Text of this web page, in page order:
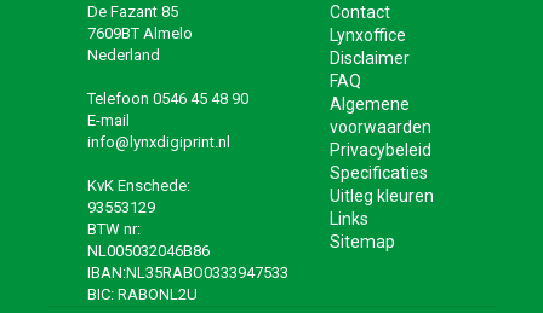
De Fazant 85
7609BT Almelo
Nederland
Telefoon 0546 45 48 90
E-mail
info@lynxdigiprint.nl
KvK Enschede:
93553129
BTW nr:
NL005032046B86
IBAN:NL35RABO0333947533
BIC: RABONL2U
Contact
Lynxoffice
Disclaimer
FAQ
Algemene
voorwaarden
Privacybeleid
Specificaties
Uitleg kleuren
Links
Sitemap